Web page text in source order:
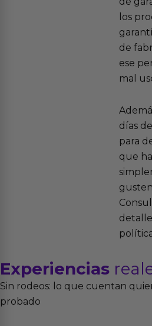
los
de
ese
mal
días
para
que
Experiencias
Sin rodeos: lo que cuentan
probado